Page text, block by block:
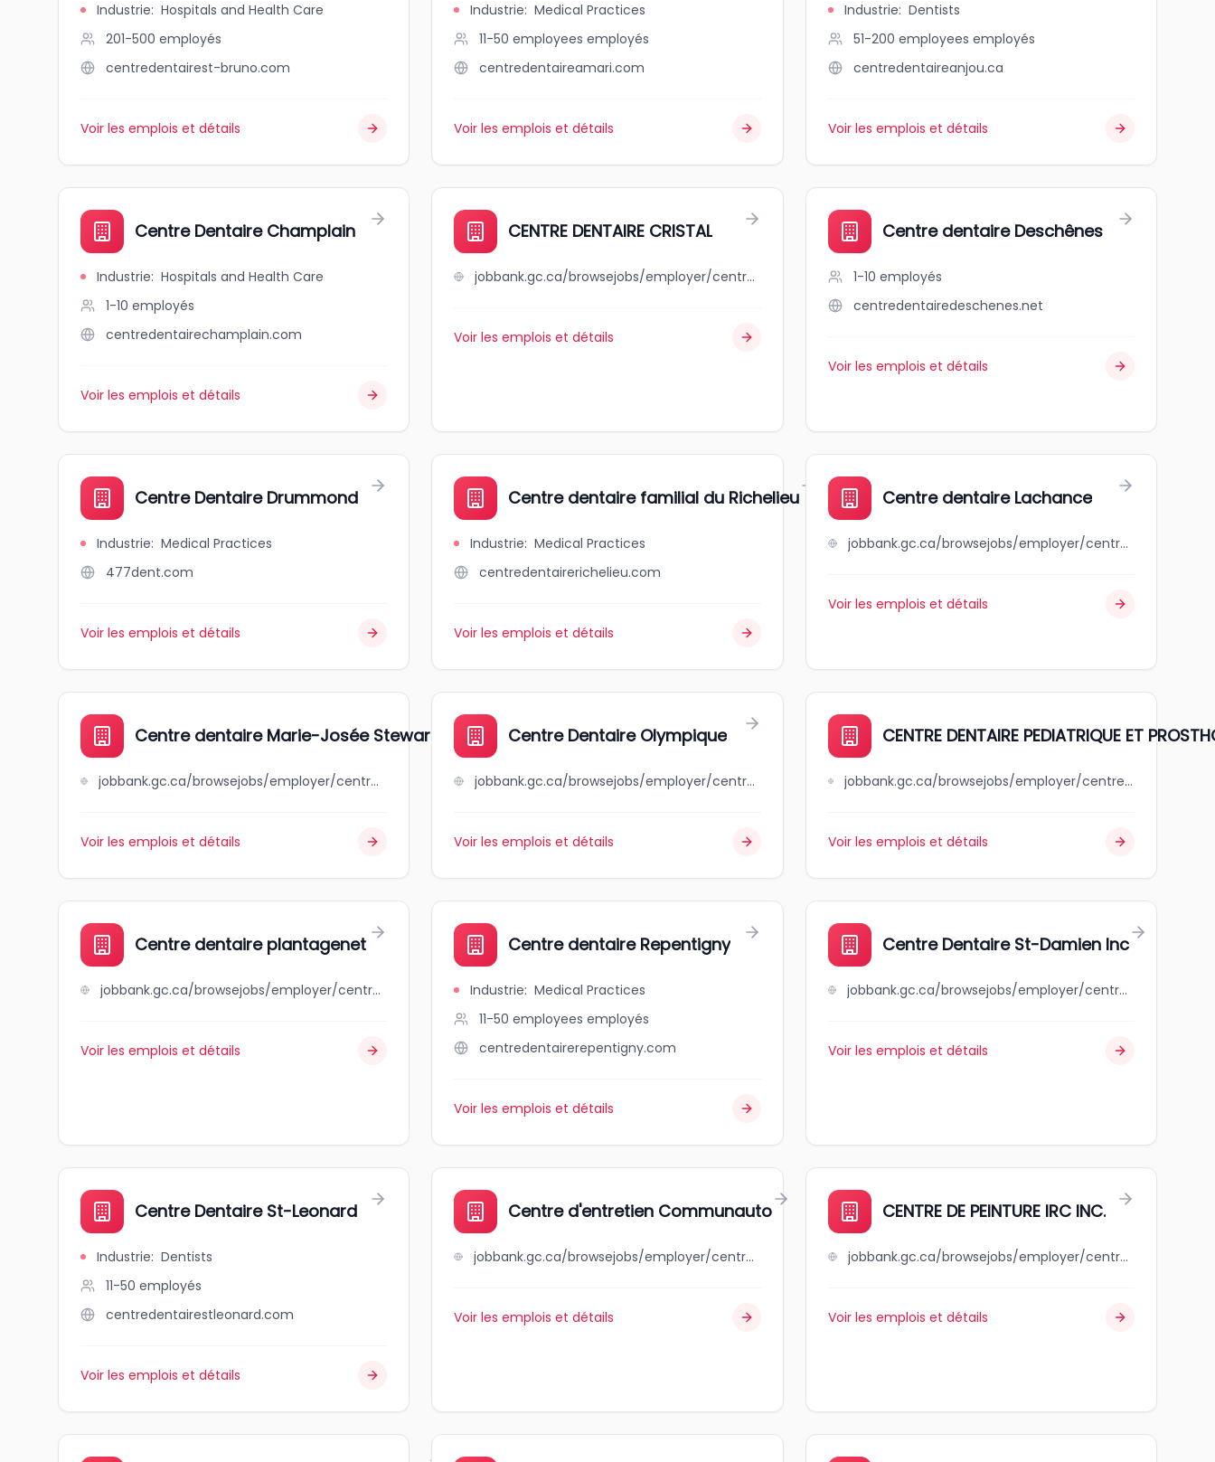
Industrie: Hospitals and Health Care
201-500 employés
centredentairest-bruno.com
Voir les emplois et détails
Industrie: Medical Practices
11-50 employees employés
centredentaireamari.com
Voir les emplois et détails
Industrie: Dentists
51-200 employees employés
centredentaireanjou.ca
Voir les emplois et détails
Centre Dentaire Champlain
Industrie: Hospitals and Health Care
1-10 employés
centredentairechamplain.com
Voir les emplois et détails
CENTRE DENTAIRE CRISTAL
jobbank.gc.ca/browsejobs/employer/centre+dentaire+cristal/ca
Voir les emplois et détails
Centre dentaire Deschênes
1-10 employés
centredentairedeschenes.net
Voir les emplois et détails
Centre Dentaire Drummond
Industrie: Medical Practices
477dent.com
Voir les emplois et détails
Centre dentaire familial du Richelieu
Industrie: Medical Practices
centredentairerichelieu.com
Voir les emplois et détails
Centre dentaire Lachance
jobbank.gc.ca/browsejobs/employer/centre+dentaire+lachance/ca
Voir les emplois et détails
Centre dentaire Marie-Josée Stewart
jobbank.gc.ca/browsejobs/employer/centre+dentaire+marie-jos%C3%A9e+stewart/ca
Voir les emplois et détails
Centre Dentaire Olympique
jobbank.gc.ca/browsejobs/employer/centre+dentaire+olympique/ca
Voir les emplois et détails
CENTRE DENTAIRE PEDIATRIQUE ET
jobbank.gc.ca/browsejobs/employer/centre+dentaire+pediatrique+et+prosthodontique+de+montreal+inc./ca
Voir les emplois et détails
Centre dentaire plantagenet
jobbank.gc.ca/browsejobs/employer/centre+dentaire+plantagenet/ca
Voir les emplois et détails
Centre dentaire Repentigny
Industrie: Medical Practices
11-50 employees employés
centredentairerepentigny.com
Voir les emplois et détails
Centre Dentaire St-Damien Inc
jobbank.gc.ca/browsejobs/employer/centre+dentaire+st-damien+inc/ca
Voir les emplois et détails
Centre Dentaire St-Leonard
Industrie: Dentists
11-50 employés
centredentairestleonard.com
Voir les emplois et détails
Centre d'entretien Communauto
jobbank.gc.ca/browsejobs/employer/centre+d%27entretien+communauto/ca
Voir les emplois et détails
CENTRE DE PEINTURE IRC INC.
jobbank.gc.ca/browsejobs/employer/centre+de+peinture+irc+inc./ca
Voir les emplois et détails